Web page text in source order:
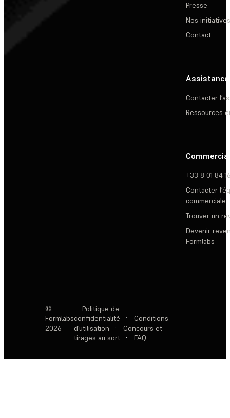
Presse
Nos initiatives
Contact
Assistance
Contacter
Ressources
Commercial
+33 8 01 84
Contacter
commerciale
Trouver un
Devenir
Formlabs
©
Formlabs
2026
Politique de
confidentialité
·
Conditions
d’utilisation
·
Concours et
tirages au sort
· FAQ